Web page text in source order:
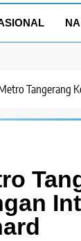
Tangerang